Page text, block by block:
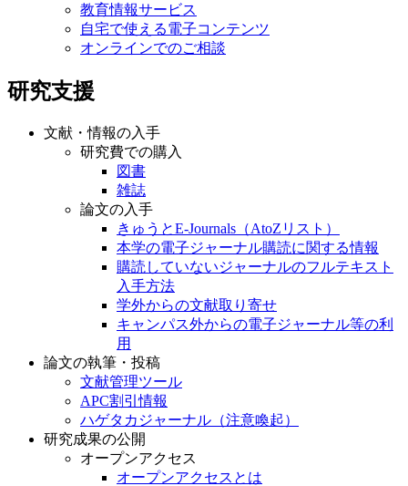
教育情報サービス
自宅で使える電子コンテンツ
オンラインでのご相談
研究支援
文献・情報の入手
研究費での購入
図書
雑誌
論文の入手
きゅうとE-Journals（AtoZリスト）
本学の電子ジャーナル購読に関する情報
購読していないジャーナルのフルテキスト
入手方法
学外からの文献取り寄せ
キャンパス外からの電子ジャーナル等の利
用
論文の執筆・投稿
文献管理ツール
APC割引情報
ハゲタカジャーナル（注意喚起）
研究成果の公開
オープンアクセス
オープンアクセスとは